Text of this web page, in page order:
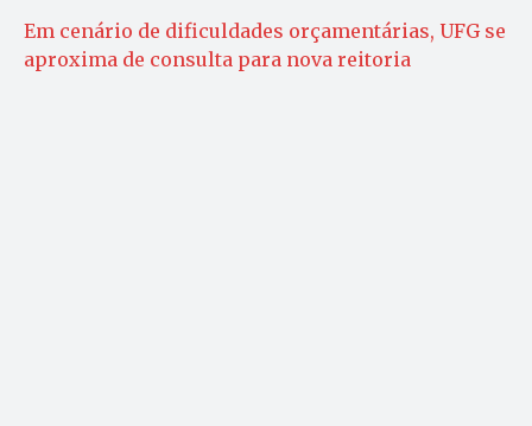
Em cenário de dificuldades orçamentárias, UFG se
aproxima de consulta para nova reitoria